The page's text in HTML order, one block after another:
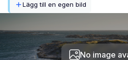
Lägg till en egen bild
No image